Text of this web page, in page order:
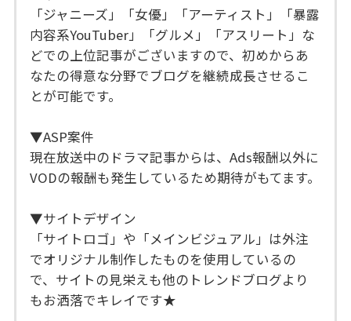
「ジャニーズ」「女優」「アーティスト」「暴露
内容系YouTuber」「グルメ」「アスリート」な
どでの上位記事がございますので、初めからあ
なたの得意な分野でブログを継続成長させるこ
とが可能です。
▼ASP案件
現在放送中のドラマ記事からは、Ads報酬以外に
VODの報酬も発生しているため期待がもてます。
▼サイトデザイン
「サイトロゴ」や「メインビジュアル」は外注
でオリジナル制作したものを使用しているの
で、サイトの見栄えも他のトレンドブログより
もお洒落でキレイです★